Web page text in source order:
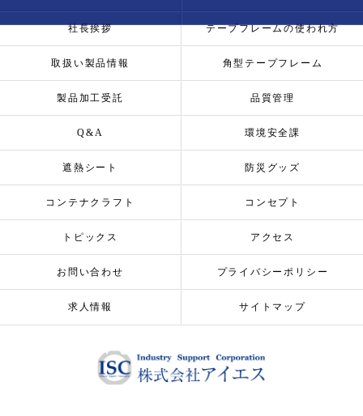
社長挨拶 テープフレームの使われ方
取扱い製品情報 角型テープフレーム
製品加工受託 品質管理
Q&A 環境安全課
遮熱シート 防災グッズ
コンテナクラフト コンセプト
トピックス アクセス
お問い合わせ プライバシーポリシー
求人情報 サイトマップ